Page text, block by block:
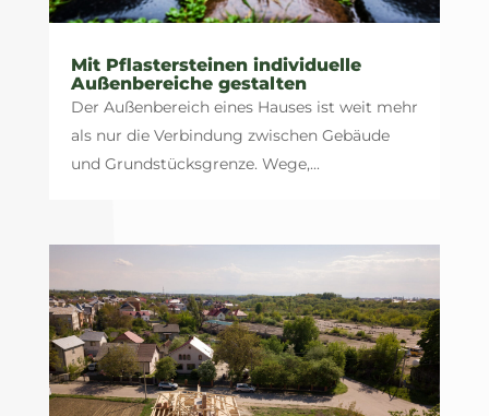
Mit Pflastersteinen individuelle
Außenbereiche gestalten
Der Außenbereich eines Hauses ist weit mehr
als nur die Verbindung zwischen Gebäude
und Grundstücksgrenze. Wege,...